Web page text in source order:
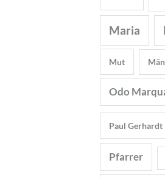
Maria
Mut
Odo
Paul Gerhardt
Pfarrer